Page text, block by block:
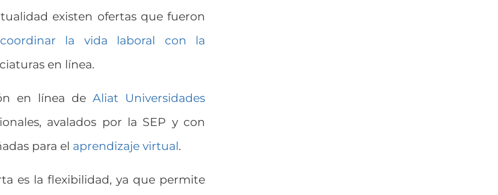
existen ofertas que fueron
coordinar la vida laboral con la
en línea.
en línea deAliat Universidades
avalados por la SEP y con
para el aprendizaje virtual.
es la flexibilidad, ya que permite